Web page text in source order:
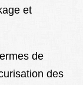
et
de
des